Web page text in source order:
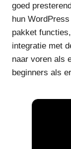
goed
hun
pakket
integratie met
naar voren als
beginners als